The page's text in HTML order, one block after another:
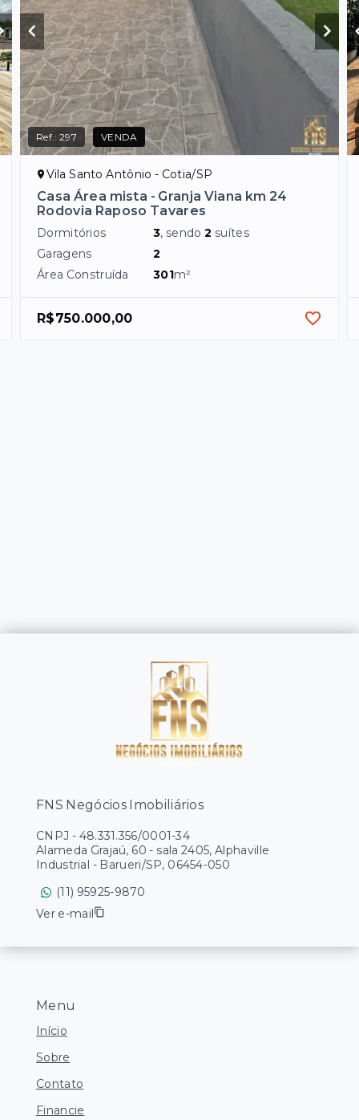
Ref.:297 VENDA
Vila Santo Antônio - Cotia/SP
Casa Área mista - Granja Viana km 24
Rodovia Raposo Tavares
Dormitórios 3, sendo2 suítes
Garagens
2
Área Construída
301m²
R$750.000,00
Menu
Início
Sobre
Contato
Financie
FNS Negócios Imobiliários
CNPJ - 48.331.356/0001-34
Alameda Grajaú, 60 - sala 2405, Alphaville
Industrial - Barueri/SP, 06454-050
(11) 95925-9870
Ver e-mail